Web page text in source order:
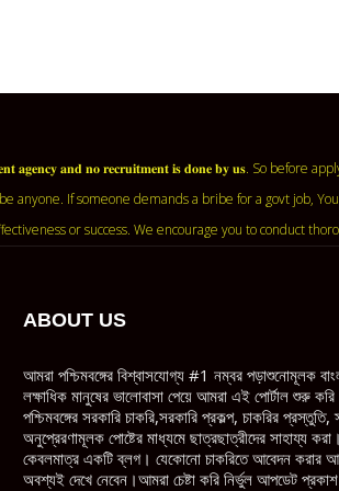
𝐚𝐠𝐞𝐧𝐜𝐲 𝐚𝐧𝐝 𝐧𝐨 𝐫𝐞𝐜𝐫𝐮𝐢𝐭𝐦𝐞𝐧𝐭 𝐢𝐬 𝐝𝐨𝐧𝐞 𝐛𝐲 𝐮𝐬. So
anyone. If someone demands a bribe for a govt job,
or success. We encourage you to conduct
ABOUT US
আমরা পশ্চিমবঙ্গের বিশ্বাসযোগ্য #1 নম্বর পড়াশুনোমূলক
লক্ষাধিক মানুষের ভালোবাসা পেয়ে আমরা এই পোর্টাল শুরু
পশ্চিমবঙ্গের সরকারি চাকরি,সরকারি প্রকল্প, চাকরির
অনুপ্রেরণামূলক পোষ্টের মাধ্যমে ছাত্রছাত্রীদের সাহায্য
কেবলমাত্র একটি ব্লগ। যেকোনো চাকরিতে আবেদন করার
অবশ্যই দেখে নেবেন।আমরা চেষ্টা করি নির্ভুল আপডেট